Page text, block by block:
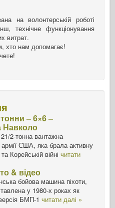
на волонтерській роботі
технічне функціонування
витрат.
хто нам допомагає!
– 6×6 –
Навколо
2-тонна вантажна
армії США, яка брала активну
Корейській війні читати
& відео
бойова машина піхоти,
у 1980-х роках як
БМП-1 читати далі »